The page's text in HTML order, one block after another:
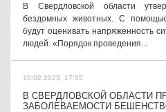
В Свердловской области
бездомных животных. С
будут оценивать напряженность
людей. «Порядок проведения...
10.02.2023, 17:55
В СВЕРДЛОВСКОЙ ОБЛАСТИ
ЗАБОЛЕВАЕМОСТИ